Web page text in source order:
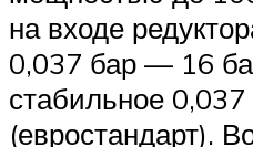
на входе
0,037 бар — 16
стабильное 0,037
(евростандарт).